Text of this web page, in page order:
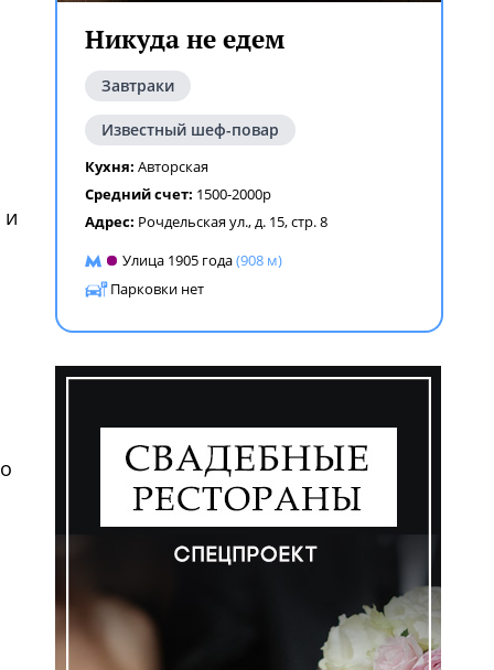
и
Никуда не едем
Завтраки
Известный шеф-повар
Кухня: Авторская
Средний счет: 1500-2000р
Адрес: Рочдельская ул., д. 15, стр. 8
Улица 1905 года(908 м)
Парковки нет